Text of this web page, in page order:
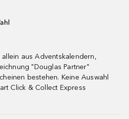
aus Adventskalendern,
"Douglas Partner"
bestehen. Keine Auswahl
Click & Collect Express